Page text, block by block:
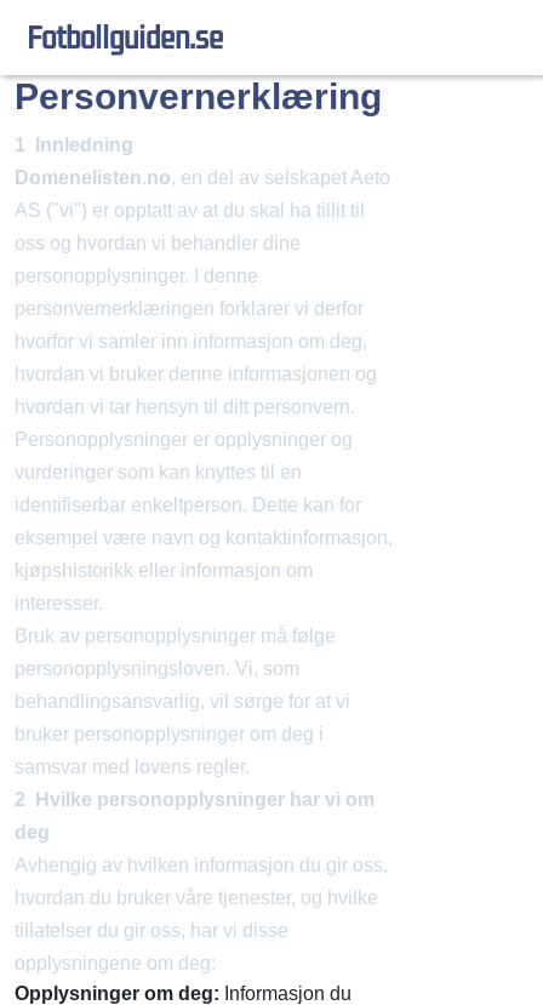
fotbollguiden.se
Personvernerklæring
1 Innledning
Domenelisten.no, en del av selskapet Aeto
AS ("vi") er opptatt av at du skal ha tillit til
oss og hvordan vi behandler dine
personopplysninger. I denne
personvernerklæringen forklarer vi derfor
hvorfor vi samler inn informasjon om deg,
hvordan vi bruker denne informasjonen og
hvordan vi tar hensyn til ditt personvern.
Personopplysninger er opplysninger og
vurderinger som kan knyttes til en
identifiserbar enkeltperson. Dette kan for
eksempel være navn og kontaktinformasjon,
kjøpshistorikk eller informasjon om
interesser.
Bruk av personopplysninger må følge
personopplysningsloven. Vi, som
behandlingsansvarlig, vil sørge for at vi
bruker personopplysninger om deg i
samsvar med lovens regler.
2 Hvilke personopplysninger har vi om
deg
Avhengig av hvilken informasjon du gir oss,
hvordan du bruker våre tjenester, og hvilke
tillatelser du gir oss, har vi disse
opplysningene om deg:
Opplysninger om deg: Informasjon du